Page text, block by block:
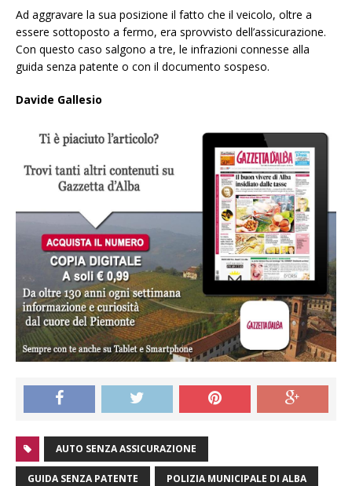
Ad aggravare la sua posizione il fatto che il veicolo, oltre a
essere sottoposto a fermo, era sprovvisto dell’assicurazione.
Con questo caso salgono a tre, le infrazioni connesse alla
guida senza patente o con il documento sospeso.
Davide Gallesio
AUTO SENZA ASSICURAZIONE
GUIDA SENZA PATENTE POLIZIA MUNICIPALE DI ALBA